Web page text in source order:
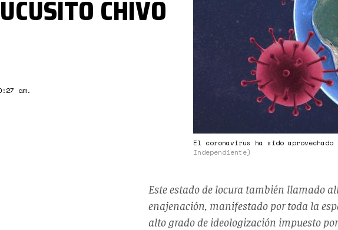
El coronavirus ha sido
Independiente)
CHIVO
am.
Este estado de locura también llamado
enajenación, manifestado por toda la
alto grado de ideologización impuesto